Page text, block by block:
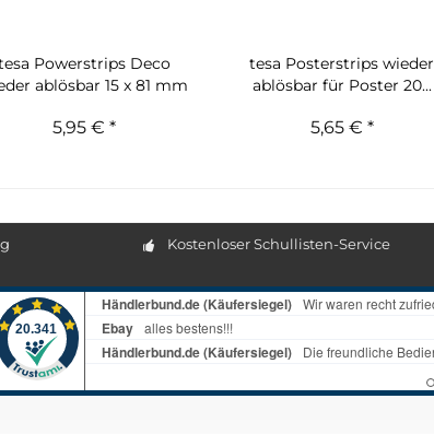
Powerstrips Deco
ablösbar 15 x 81 mm
5,95 € *
tesa Posterstrips wieder
ablösbar für Poster 20...
5,65 € *
Kostenloser Schullisten-Service